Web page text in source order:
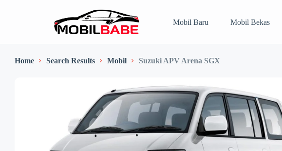
Mobil Baru Mobil Bekas
Home Search Results Mobil Suzuki APV Arena SGX